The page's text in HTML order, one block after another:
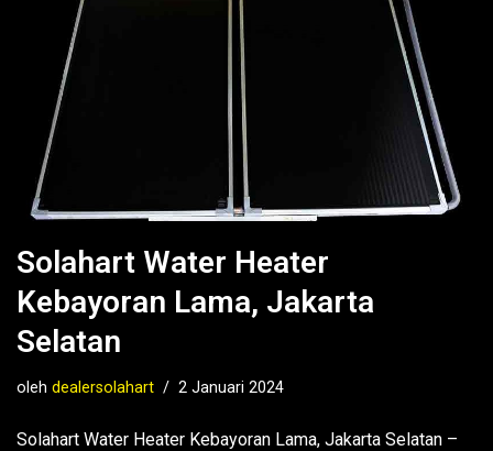
Solahart Water Heater
Kebayoran Lama, Jakarta
Selatan
oleh dealersolahart 2 Januari 2024
Solahart Water Heater Kebayoran Lama, Jakarta Selatan –